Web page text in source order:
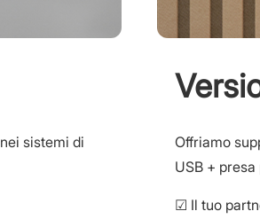
sistemi di
Offriamo
USB +
☑ Il tuo